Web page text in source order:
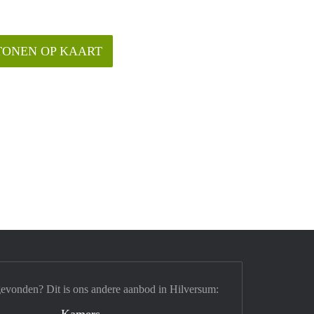
OP KAART
Dit is ons andere aanbod in Hilversum: